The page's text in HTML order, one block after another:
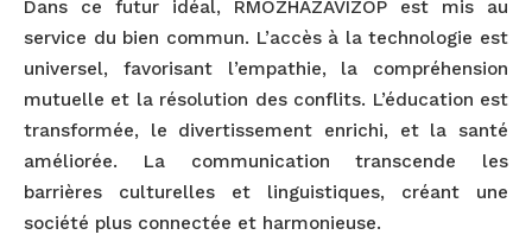
Dans ce futur idéal, RMOZHAZAVIZOP est mis au
service du bien commun. L’accès à la technologie est
universel, favorisant l’empathie, la compréhension
mutuelle et la résolution des conflits. L’éducation est
transformée, le divertissement enrichi, et la santé
améliorée. La communication transcende les
barrières culturelles et linguistiques, créant une
société plus connectée et harmonieuse.